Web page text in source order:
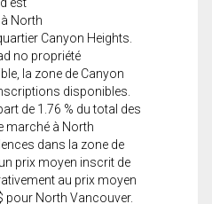
North
Canyon Heights.
no propriété
la zone de Canyon
disponibles.
de 1.76 % du total des
marché à North
dans la zone de
prix moyen inscrit de
au prix moyen
pour North Vancouver.